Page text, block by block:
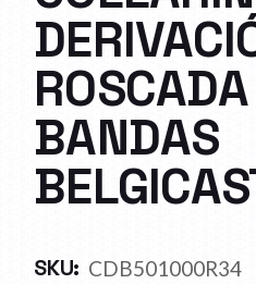
BANDAS
SKU: CDB501000R34